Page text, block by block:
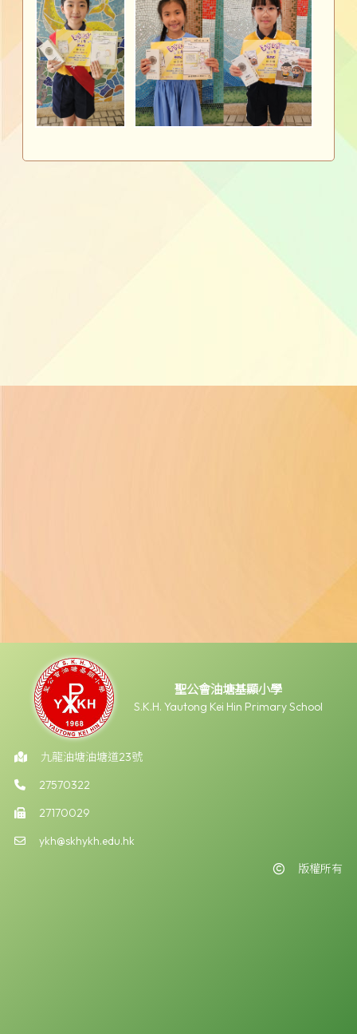
聖公會油塘基顯小學
S.K.H. Yautong Kei Hin Primary School
九龍油塘油塘道23號
27570322
27170029
ykh@skhykh.edu.hk
版權所有